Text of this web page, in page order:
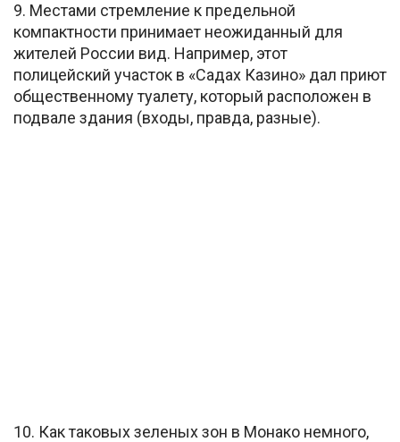
9. Местами стремление к предельной
компактности принимает неожиданный для
жителей России вид. Например, этот
полицейский участок в «Садах Казино» дал приют
общественному туалету, который расположен в
подвале здания (входы, правда, разные).
10. Как таковых зеленых зон в Монако немного,